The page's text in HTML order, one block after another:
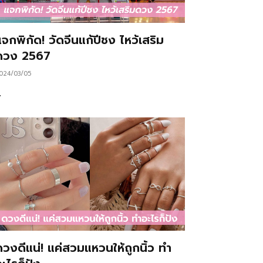
กพิกัด! วัดจีนแก้ปีชง ไหว้เสริม
ง 2567
03/05
งดีแน่! แค่สวมแหวนให้ถูกนิ้ว ทำ